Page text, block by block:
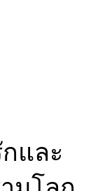
และ